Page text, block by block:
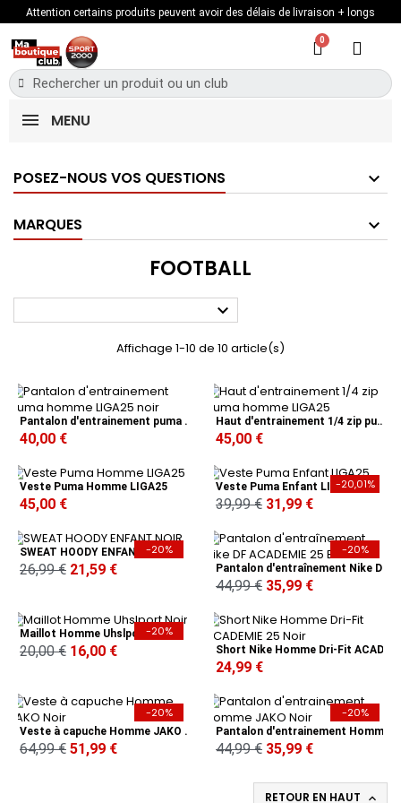
Attention certains produits peuvent avoir des délais de livraison + longs
MENU
POSEZ-NOUS VOS QUESTIONS
MARQUES
FOOTBALL

Affichage 1-10 de 10 article(s)
Pantalon d'entrainement puma homme LIGA25 noir
40,00 €
Haut d'entrainement 1/4 zip puma homme LIGA25
45,00 €
Veste Puma Homme LIGA25
45,00 €
-20,01%
Veste Puma Enfant LIGA25
39,99 € 31,99 €
-20%
SWEAT HOODY ENFANT NOIR
26,99 € 21,59 €
-20%
44,99 € 35,99 €
-20%
Maillot Homme Uhslport Noir
20,00 € 16,00 €
24,99 €
-20%
Veste à capuche Homme JAKO Noir
64,99 € 51,99 €
-20%
44,99 € 35,99 €
RETOUR EN HAUT 